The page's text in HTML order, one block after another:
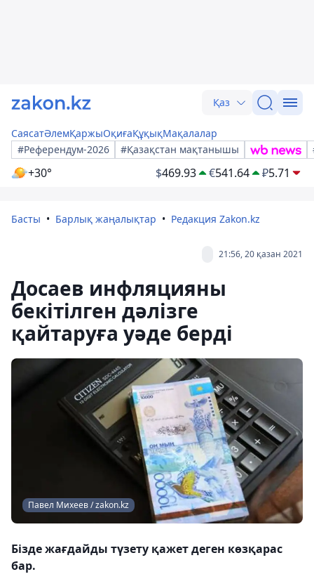
Қаз
СаясатӘлемҚаржыОқиғаҚұқықМақалалар
#Референдум-2026
#Қазақстан мақтанышы
+30° $469.93 €541.64 ₽5.71
Басты Барлық жаңалықтар Редакция Zakon.kz
21:56, 20 қазан 2021
Досаев инфляцияны
бекітілген дәлізге
қайтаруға уәде берді
Павел Михеев / zakon.kz
Бізде жағдайды түзету қажет деген көзқарас
бар.